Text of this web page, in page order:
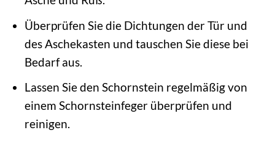
Überprüfen Sie die Dichtungen der Tür und
des Aschekasten und tauschen Sie diese bei
Bedarf aus.
Lassen Sie den Schornstein regelmäßig von
einem Schornsteinfeger überprüfen und
reinigen.